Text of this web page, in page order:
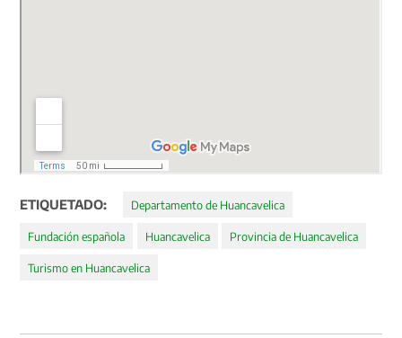
ETIQUETADO: Departamento de Huancavelica
Fundación española Huancavelica Provincia de Huancavelica
Turismo en Huancavelica